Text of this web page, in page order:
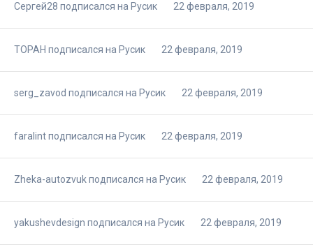
Сергей28 подписался на Русик 22 февраля, 2019
TOPAH подписался на Русик 22 февраля, 2019
serg_zavod подписался на Русик 22 февраля, 2019
faralintподписался на Русик 22 февраля, 2019
Zheka-autozvukподписался на Русик 22 февраля, 2019
yakushevdesign подписался на Русик 22 февраля, 2019